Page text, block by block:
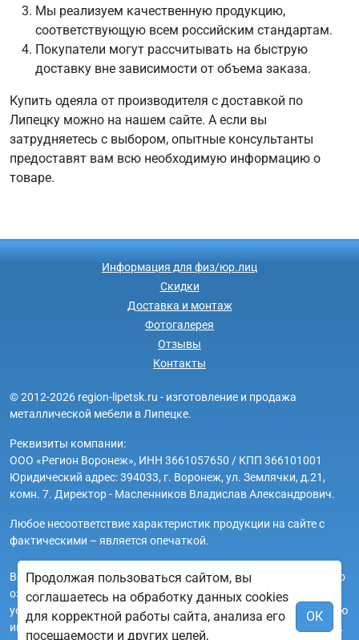
Мы реализуем качественную продукцию,
соответствующую всем российским стандартам.
Покупатели могут рассчитывать на быструю
доставку вне зависимости от объема заказа.
Купить одеяла от производителя с доставкой по
Липецку можно на нашем сайте. А если вы
затрудняетесь с выбором, опытные консультанты
предоставят вам всю необходимую информацию о
товаре.
Информация для физ/юр.лиц
Скидки
Доставка и монтаж
Фотогалерея
Отзывы
Контакты
© 2012-2026 region-lipetsk.ru - изготовление и продажа
металлической мебели в Липецке.
Реквизиты компании:
ООО «Регион Воронеж», ИНН 3661057650 / КПП 366101001
Юридический адрес: 394033, г. Воронеж, ул. Землячки, д.21,
комн. 7. Директор - Масленников Владислав Александрович.
Любое несоответствие характеристик продукции на сайте с
фактическими – является опечаткой.
Вся информация на сайте region-lipetsk.ru носит исключительно
ознакомительный и справочный характер и ни при каких
условиях не является публичной офертой. Всю дополнительную
информацию можно узнать по телефонам указанным на сайте.
Продолжая пользоваться сайтом, вы
соглашаетесь на обработку данных cookies
для корректной работы сайта, анализа его
посещаемости и других целей,
ОК